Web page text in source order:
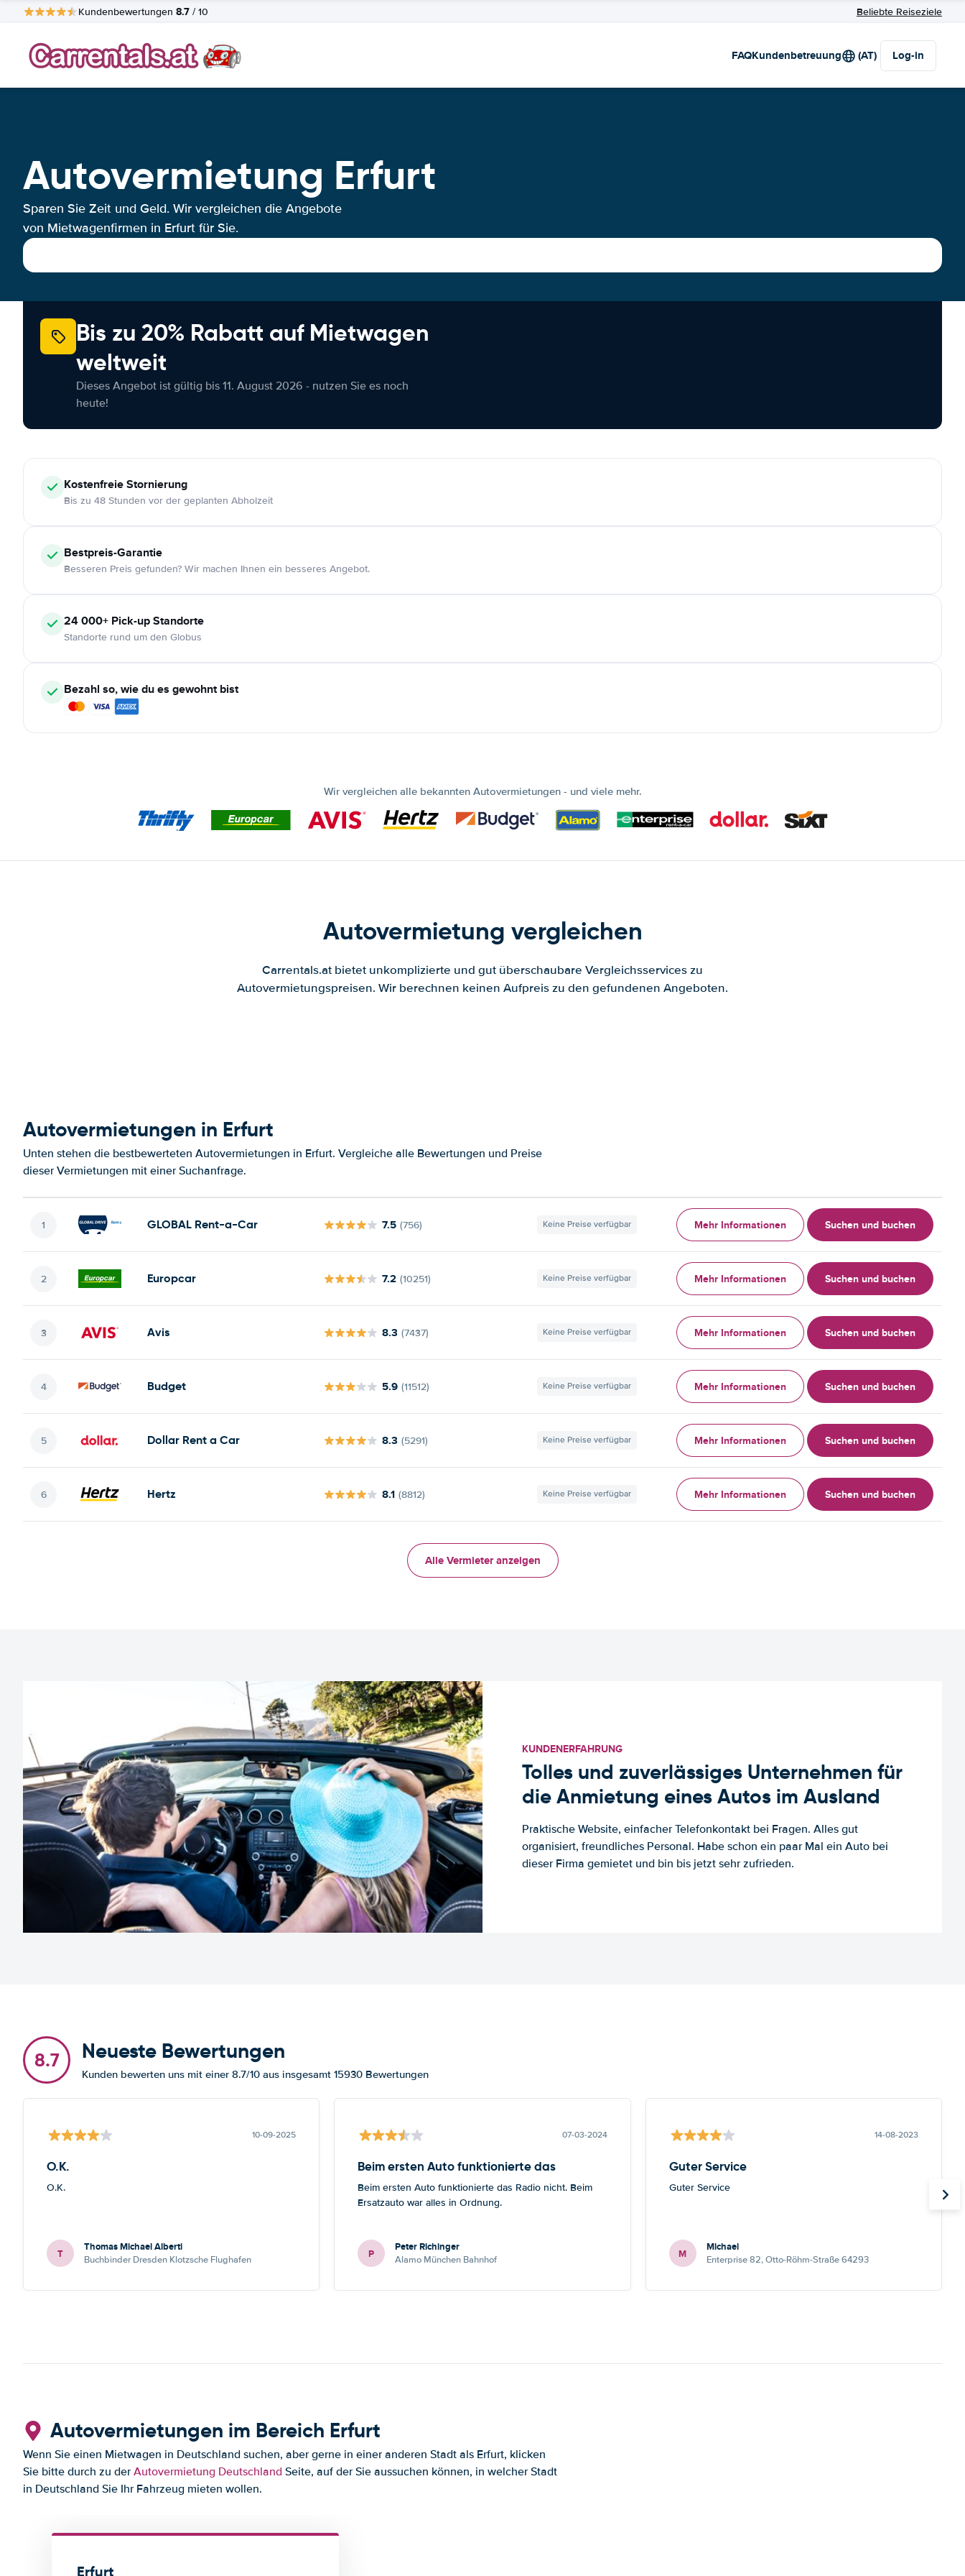
Kundenbewertungen 8.7 / 10 Beliebte Reiseziele
FAQKundenbetreuung (AT) Log-in
Autovermietung Erfurt
Sparen Sie Zeit und Geld. Wir vergleichen die Angebote
von Mietwagenfirmen in Erfurt für Sie.
Bis zu 20% Rabatt auf Mietwagen
weltweit
Dieses Angebot ist gültig bis 11. August 2026 - nutzen Sie es noch
heute!
KostenfreieStornierung
Bis zu 48 Stunden vor der geplanten Abholzeit
Bestpreis-Garantie
Besseren Preis gefunden? Wir machen Ihnen ein besseres Angebot.
24 000+ Pick-up Standorte
Standorte rund um den Globus
Bezahl so, wie du es gewohnt bist
Wir vergleichen alle bekannten Autovermietungen - und viele mehr.
Autovermietung vergleichen
Carrentals.at bietet unkomplizierte und gut überschaubare Vergleichsservices zu
Autovermietungspreisen. Wir berechnen keinen Aufpreis zu den gefundenen Angeboten.
Autovermietungen in Erfurt
Unten stehen die bestbewerteten Autovermietungen in Erfurt. Vergleiche alle Bewertungen und Preise
dieser Vermietungen mit einer Suchanfrage.
GLOBAL Rent-a-Car 7.5 (756) Keine Preise verfügbar Mehr Informationen Suchen und buchen
Europcar 7.2 (10251) Keine Preise verfügbar Mehr Informationen Suchen und buchen
Avis 8.3 (7437) Keine Preise verfügbar Mehr Informationen Suchen und buchen
Budget 5.9 (11512) Keine Preise verfügbar Mehr Informationen Suchen und buchen
Dollar Rent a Car 8.3 (5291) Keine Preise verfügbar Mehr Informationen Suchen und buchen
Hertz 8.1 (8812) Keine Preise verfügbar Mehr Informationen Suchen und buchen
Alle Vermieter anzeigen
KUNDENERFAHRUNG
Tolles und zuverlässiges Unternehmen für
die Anmietung eines Autos im Ausland
Praktische Website, einfacher Telefonkontakt bei Fragen. Alles gut
organisiert, freundliches Personal. Habe schon ein paar Mal ein Auto bei
dieser Firma gemietet und bin bis jetzt sehr zufrieden.
8.7 Neueste Bewertungen
Kunden bewerten uns mit einer 8.7/10 aus insgesamt 15930 Bewertungen
10-09-2025
O.K.
O.K.
T Thomas Michael Alberti
Buchbinder Dresden Klotzsche Flughafen
07-03-2024
Beim ersten Auto funktionierte das
Beim ersten Auto funktionierte das Radio nicht. Beim
Ersatzauto war alles in Ordnung.
P Peter Richinger
Alamo München Bahnhof
14-08-2023
Guter Service
Guter Service
M Michael
Enterprise 82, Otto-Röhm-Straße 64293
Autovermietungen im Bereich Erfurt
Wenn Sie einen Mietwagen in Deutschland suchen, aber gerne in einer anderen Stadt als Erfurt, klicken
Sie bitte durch zu derAutovermietung Deutschland Seite, auf der Sie aussuchen können, in welcher Stadt
in Deutschland Sie Ihr Fahrzeug mieten wollen.
Erfurt